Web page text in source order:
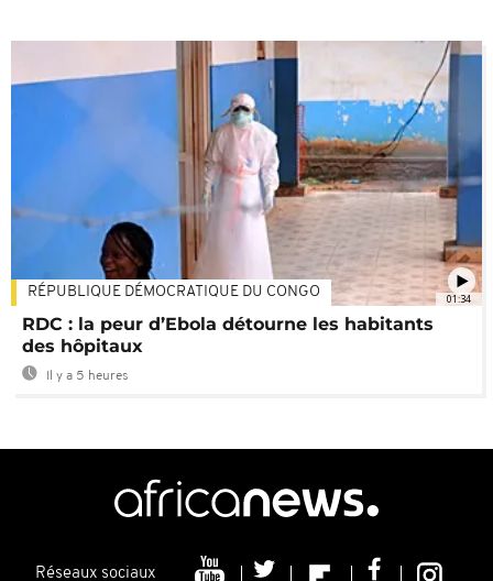
01:34
RÉPUBLIQUE DÉMOCRATIQUE DU CONGO
RDC : la peur d’Ebola détourne les habitants
des hôpitaux
Il y a 5 heures
Réseaux sociaux